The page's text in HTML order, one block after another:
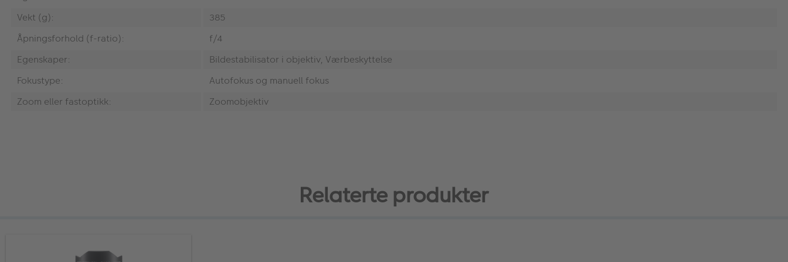
Vekt (g):
385
Åpningsforhold (f-ratio):
f/4
Egenskaper:
Bildestabilisator i objektiv, Værbeskyttelse
Fokustype:
Autofokus og manuell fokus
Zoom eller fastoptikk:
Zoomobjektiv
Relaterte produkter